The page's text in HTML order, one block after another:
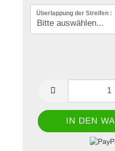
Überlappung der Streifen :